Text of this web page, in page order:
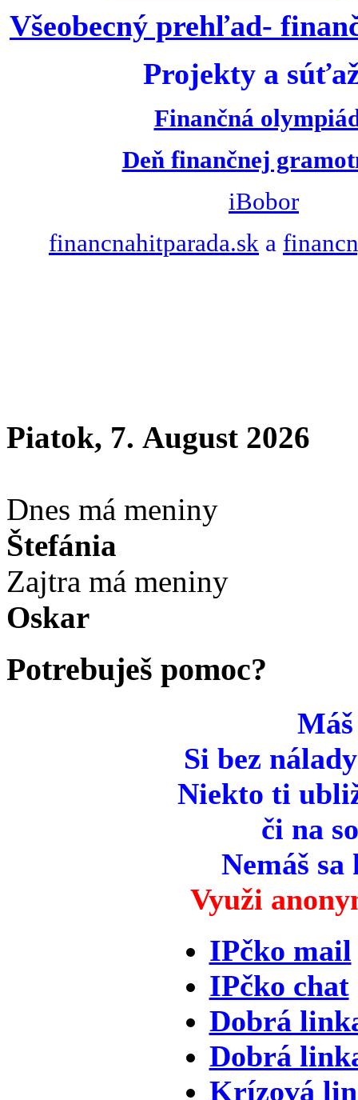
Všeobecný prehľad-
Projekty a
Finančná
Deň finančnej
iBobor
financnahitparada.sk a
Piatok, 7. August 2026
Dnes má meniny
Štefánia
Zajtra má meniny
Oskar
Potrebuješ pomoc?
Si bez
Niekto ti
či na
Nemáš
Využi
IPčko mail
IPčko chat
Dobrá
Dobrá
Krízová